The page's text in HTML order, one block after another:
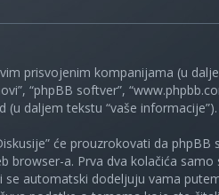
prisvojenim kompanijama (u
“phpBB softver”,
daljem tekstu “vaše informacije”).
će prouzrokovati da
a. Prva dva kolačića
automatski dodeljuju vama